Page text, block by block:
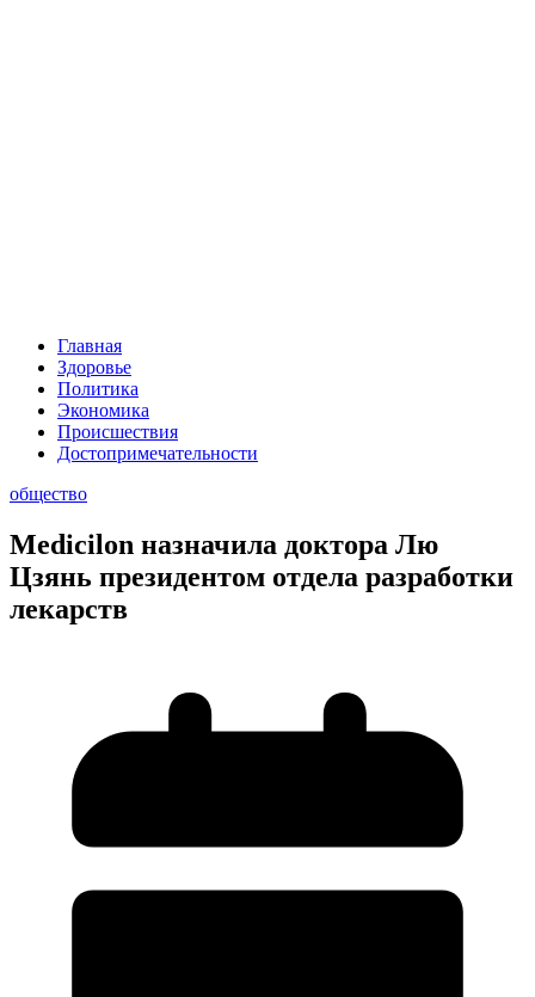
Главная
Здоровье
Политика
Экономика
Происшествия
Достопримечательности
общество
Medicilon назначила доктора Лю
Цзянь президентом отдела разработки
лекарств